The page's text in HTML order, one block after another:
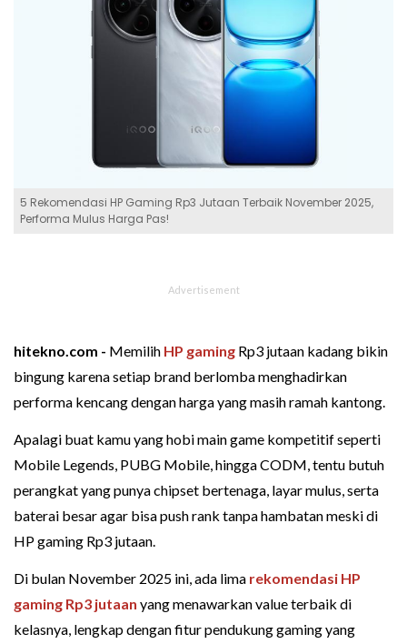
5 Rekomendasi HP Gaming Rp3 Jutaan Terbaik November 2025,
Performa Mulus Harga Pas!
hitekno.com - Memilih HP gaming Rp3 jutaan kadang bikin
bingung karena setiap brand berlomba menghadirkan
performa kencang dengan harga yang masih ramah kantong.
Apalagi buat kamu yang hobi main game kompetitif seperti
Mobile Legends, PUBG Mobile, hingga CODM, tentu butuh
perangkat yang punya chipset bertenaga, layar mulus, serta
baterai besar agar bisa push rank tanpa hambatan meski di
HP gaming Rp3 jutaan.
Di bulan November 2025 ini, ada lima rekomendasi HP
gaming Rp3 jutaan yang menawarkan value terbaik di
kelasnya, lengkap dengan fitur pendukung gaming yang